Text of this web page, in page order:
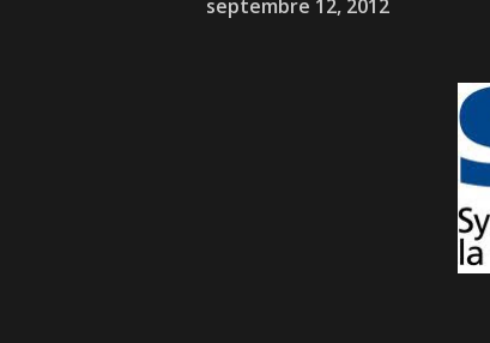
septembre 12, 2012